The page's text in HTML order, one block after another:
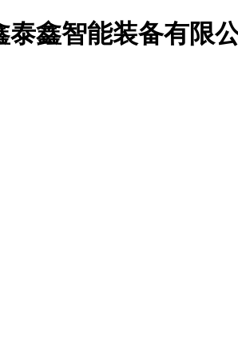
鑫智能装备有限